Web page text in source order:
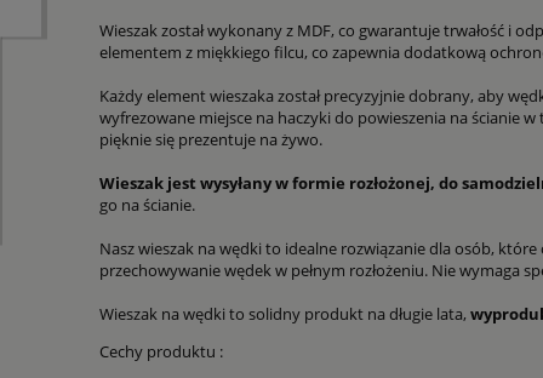
Wieszak został wykonany z MDF, co gwarantuje trwałość i
elementem z miękkiego filcu, co zapewnia dodatkową
Każdy element wieszaka został precyzyjnie dobrany, aby
wyfrezowane miejsce na haczyki do powieszenia na ścianie
pięknie się prezentuje na żywo.
Wieszak jest wysyłany w formie rozłożonej, do
go na ścianie.
Nasz wieszak na wędki to idealne rozwiązanie dla osób,
przechowywanie wędek w pełnym rozłożeniu. Nie wymaga
Wieszak na wędki to solidny produkt na długie lata,
Cechy produktu :